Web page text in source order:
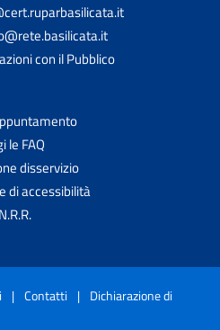
con il Pubblico
le FAQ
disservizio
di accessibilità
| Contatti | Dichiarazione di